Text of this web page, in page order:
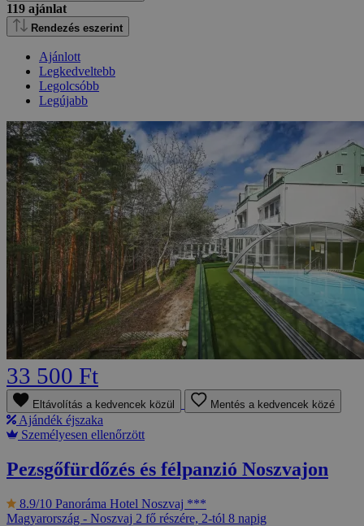
119 ajánlat
Rendezés eszerint
Ajánlott
Legkedveltebb
Legolcsóbb
Legújabb
33 500 Ft
Eltávolítás a kedvencek közül Mentés a kedvencek közé
Ajándék éjszaka
Személyesen ellenőrzött
Pezsgőfürdőzés és félpanzió Noszvajon
8.9/10 Panoráma Hotel Noszvaj ***
Magyarország - Noszvaj 2 fő részére, 2-tól 8 napig